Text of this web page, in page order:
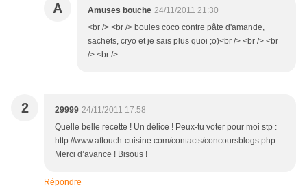
A Amuses bouche 24/11/2011 21:30
<br /> <br /> boules coco contre pâte d'amande,
sachets, cryo et je sais plus quoi ;o)<br /> <br /> <br
/> <br />
2 29999 24/11/2011 17:58
Quelle belle recette ! Un délice ! Peux-tu voter pour moi stp :
http://www.aftouch-cuisine.com/contacts/concoursblogs.php
Merci d’avance ! Bisous !
Répondre